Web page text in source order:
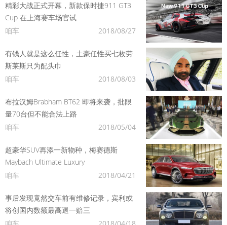
精彩大战正式开幕，新款保时捷911 GT3
Cup 在上海赛车场官试
咱车
2018/08/27
有钱人就是这么任性，土豪任性买七枚劳
斯莱斯只为配头巾
咱车
2018/08/03
布拉汉姆Brabham BT62 即将来袭，批限
量70台但不能合法上路
咱车
2018/05/04
超豪华SUV再添一新物种，梅赛德斯
Maybach Ultimate Luxury
咱车
2018/04/21
事后发现竟然交车前有维修记录，宾利或
将创国内数额最高退一赔三